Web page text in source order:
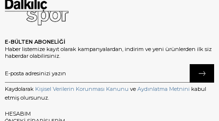
E-BÜLTEN ABONELİĞİ
Haber listemize kayıt olarak kampanyalardan, indirim ve yeni ürünlerden ilk siz
haberdar olabilirsiniz.
Kaydolarak Kişisel Verilerin Korunması Kanunu ve Aydınlatma Metnini kabul
etmiş olursunuz.
HESABIM